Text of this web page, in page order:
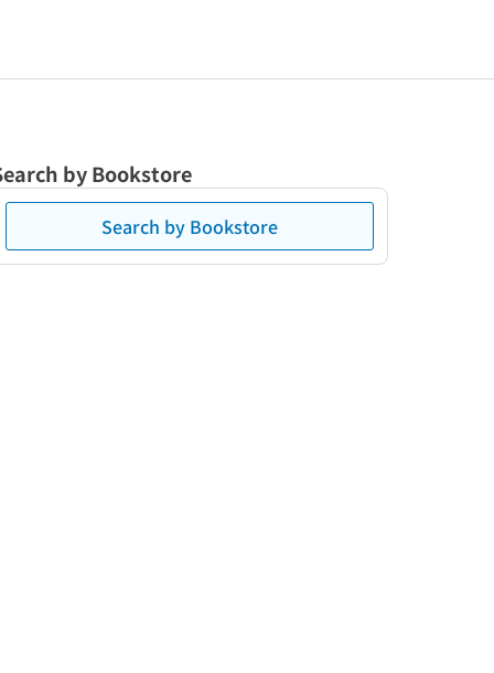
by Bookstore
Search by Bookstore